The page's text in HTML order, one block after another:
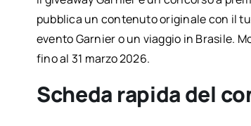
pubblica un contenuto originale con il
evento Garnier o un viaggio in Brasile.
fino al 31 marzo 2026.
Scheda rapida del